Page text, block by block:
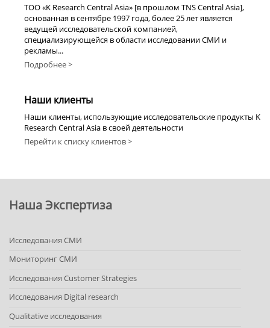
TOO «K Research Central Asia» [в прошлом TNS Central Asia],
основанная в сентябре 1997 года, более 25 лет является
ведущей исследовательской компанией,
специализирующейся в области исследовании СМИ и
рекламы...
Подробнее >
Наши клиенты
Наши клиенты, использующие исследовательские продукты K
Research Central Asia в своей деятельности
Перейти к списку клиентов >
Наша Экспертиза
Исследования СМИ
Мониторинг СМИ
Исследования Customer Strategies
Исследования Digital research
Qualitative исследования